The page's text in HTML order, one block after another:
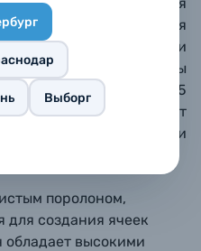
Выборг
давления
фототехники при
до 5 метров. Кейсы
от -40 до +95
ножки обеспечивают
с поверхностью и
поролоном,
для создания ячеек
высокими